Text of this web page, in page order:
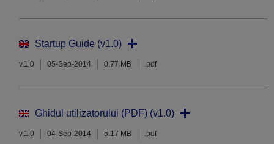
Startup Guide (v1.0)
v.1.0 05-Sep-2014 0.77 MB .pdf
Ghidul utilizatorului (PDF) (v1.0)
v.1.0 04-Sep-2014 5.17 MB .pdf